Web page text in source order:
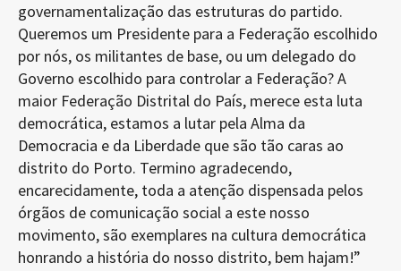
governamentalização das estruturas do partido.
Queremos um Presidente para a Federação escolhido
por nós, os militantes de base, ou um delegado do
Governo escolhido para controlar a Federação? A
maior Federação Distrital do País, merece esta luta
democrática, estamos a lutar pela Alma da
Democracia e da Liberdade que são tão caras ao
distrito do Porto. Termino agradecendo,
encarecidamente, toda a atenção dispensada pelos
órgãos de comunicação social a este nosso
movimento, são exemplares na cultura democrática
honrando a história do nosso distrito, bem hajam!”